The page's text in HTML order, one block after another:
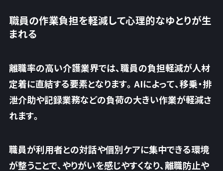
職員の作業負担を軽減して心理的なゆとりが生
まれる
離職率の高い介護業界では、職員の負担軽減が人材
定着に直結する要素となります。AIによって、移乗・排
泄介助や記録業務などの負荷の大きい作業が軽減さ
れます。
職員が利用者との対話や個別ケアに集中できる環境
が整うことで、やりがいを感じやすくなり、離職防止や